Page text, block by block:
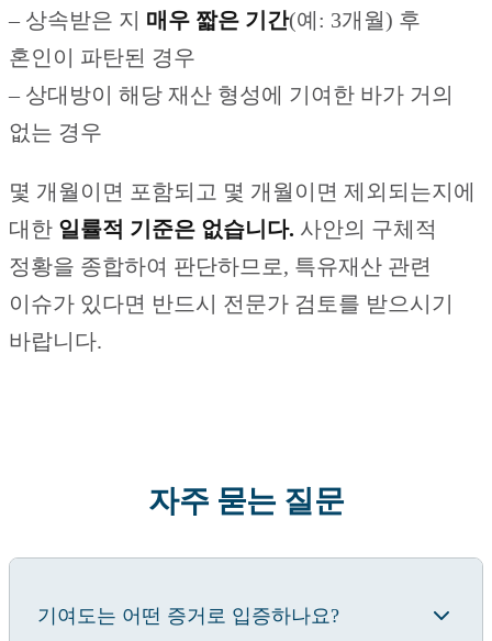
– 상속받은 지 매우 짧은 기간(예: 3개월) 후
혼인이 파탄된 경우
– 상대방이 해당 재산 형성에 기여한 바가 거의
없는 경우
몇 개월이면 포함되고 몇 개월이면 제외되는지에
대한 일률적 기준은 없습니다. 사안의 구체적
정황을 종합하여 판단하므로, 특유재산 관련
이슈가 있다면 반드시 전문가 검토를 받으시기
바랍니다.
자주 묻는 질문
기여도는 어떤 증거로 입증하나요?